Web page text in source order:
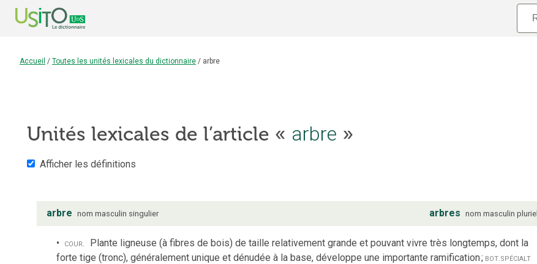
Accueil / Toutes les unités lexicales du dictionnaire / arbre
Unités lexicales de l’article « arbre »
Afficher les définitions
arbre nom masculin singulier arbres nom masculin pluriel
cour. Plante ligneuse (à fibres de bois) de taille relativement grande et pouvant vivre très longtemps, dont la
forte tige (tronc), généralement unique et dénudée à la base, développe une importante ramification; bot.spécialt